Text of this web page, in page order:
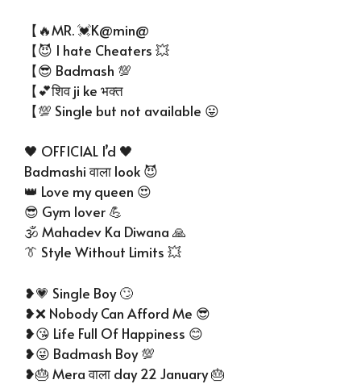
【🔥MR. 💓K@min@
【😈 I hate Cheaters 💥
【😎 Badmash 💯
【💕शिव ji ke भक्त
【💯 Single but not available 😛
🖤 OFFICIAL I’d 🖤
Badmashi वाला look 😈
👑 Love my queen 😍
😎 Gym lover 💪
🕉 Mahadev Ka Diwana 🙏
👔 Style Without Limits 💥
❥💗 Single Boy 🙄
❥❌ Nobody Can Afford Me 😎
❥😘 Life Full Of Happiness 😊
❥😜 Badmash Boy 💯
❥🎂 Mera वाला day 22 January 🎂